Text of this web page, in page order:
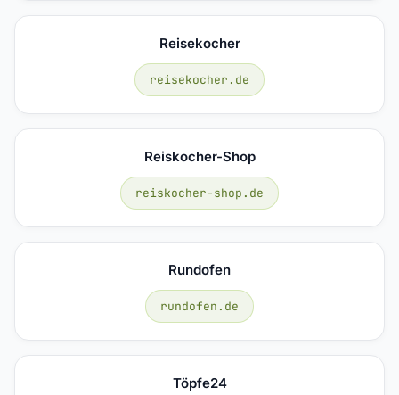
Reisekocher
reisekocher.de
Reiskocher-Shop
reiskocher-shop.de
Rundofen
rundofen.de
Töpfe24